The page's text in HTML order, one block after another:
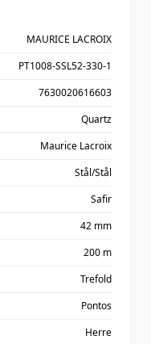
MAURICE LACROIX
PT1008-SSL52-330-1
7630020616603
Quartz
Maurice Lacroix
Stål/Stål
Safir
42 mm
200 m
Trefold
Pontos
Herre